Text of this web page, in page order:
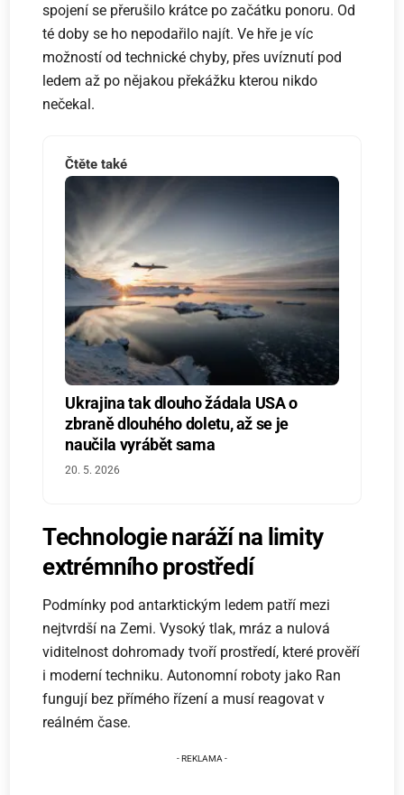
spojení se přerušilo krátce po začátku ponoru. Od
té doby se ho nepodařilo najít. Ve hře je víc
možností od technické chyby, přes uvíznutí pod
ledem až po nějakou překážku kterou nikdo
nečekal.
Čtěte také
Ukrajina tak dlouho žádala USA o
zbraně dlouhého doletu, až se je
naučila vyrábět sama
20. 5. 2026
Technologie naráží na limity
extrémního prostředí
Podmínky pod antarktickým ledem patří mezi
nejtvrdší na Zemi. Vysoký tlak, mráz a nulová
viditelnost dohromady tvoří prostředí, které prověří
i moderní techniku. Autonomní roboty jako Ran
fungují bez přímého řízení a musí reagovat v
reálném čase.